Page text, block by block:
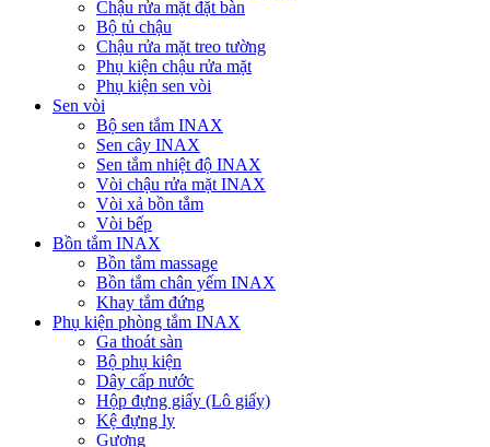
Chậu rửa mặt đặt bàn
Bộ tủ chậu
Chậu rửa mặt treo tường
Phụ kiện chậu rửa mặt
Phụ kiện sen vòi
Sen vòi
Bộ sen tắm INAX
Sen cây INAX
Sen tắm nhiệt độ INAX
Vòi chậu rửa mặt INAX
Vòi xả bồn tắm
Vòi bếp
Bồn tắm INAX
Bồn tắm massage
Bồn tắm chân yếm INAX
Khay tắm đứng
Phụ kiện phòng tắm INAX
Ga thoát sàn
Bộ phụ kiện
Dây cấp nước
Hộp đựng giấy (Lô giấy)
Kệ đựng ly
Gương